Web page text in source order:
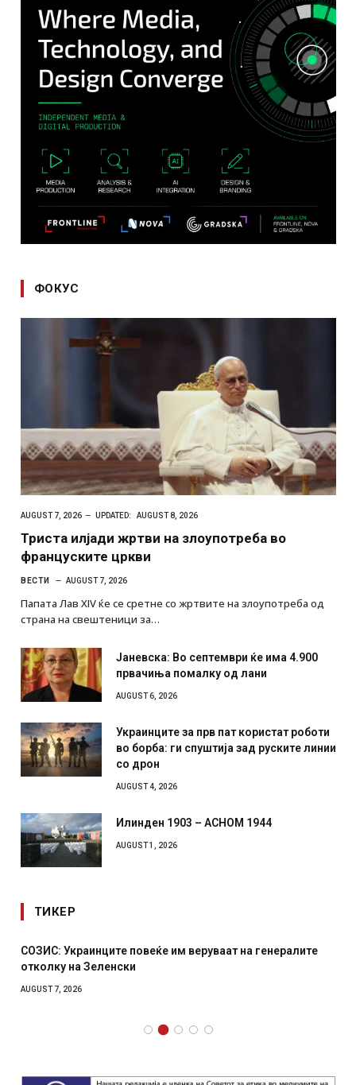
ФОКУС
AUGUST 7, 2026 UPDATED: AUGUST 8, 2026
Триста илјади жртви на злоупотреба во
француските цркви
ВЕСТИ AUGUST 7, 2026
Папата Лав XIV ќе се сретне со жртвите на злоупотреба од
страна на свештеници за…
Јаневска: Во септември ќе има 4.900
првачиња помалку од лани
AUGUST 6, 2026
Украинците за прв пат користат роботи
во борба: ги спуштија зад руските линии
со дрон
AUGUST 4, 2026
Илинден 1903 – АСНОМ 1944
AUGUST 1, 2026
ТИКЕР
СОЗИС: Украинците повеќе им веруваат на генералите
отколку на Зеленски
AUGUST 7, 2026